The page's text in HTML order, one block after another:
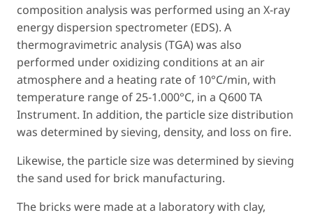
composition analysis was performed using an X-ray
energy dispersion spectrometer (EDS). A
thermogravimetric analysis (TGA) was also
performed under oxidizing conditions at an air
atmosphere and a heating rate of 10°C/min, with
temperature range of 25-1.000°C, in a Q600 TA
Instrument. In addition, the particle size distribution
was determined by sieving, density, and loss on fire.
Likewise, the particle size was determined by sieving
the sand used for brick manufacturing.
The bricks were made at a laboratory with clay,